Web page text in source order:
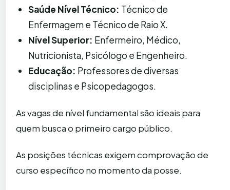
Saúde Nível Técnico: Técnico de
Enfermagem e Técnico de Raio X.
Nível Superior: Enfermeiro, Médico,
Nutricionista, Psicólogo e Engenheiro.
Educação: Professores de diversas
disciplinas e Psicopedagogos.
As vagas de nível fundamental são ideais para
quem busca o primeiro cargo público.
As posições técnicas exigem comprovação de
curso específico no momento da posse.